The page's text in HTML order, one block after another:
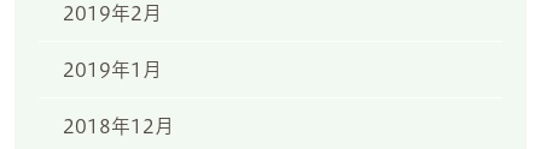
2019年2月
2019年1月
2018年12月